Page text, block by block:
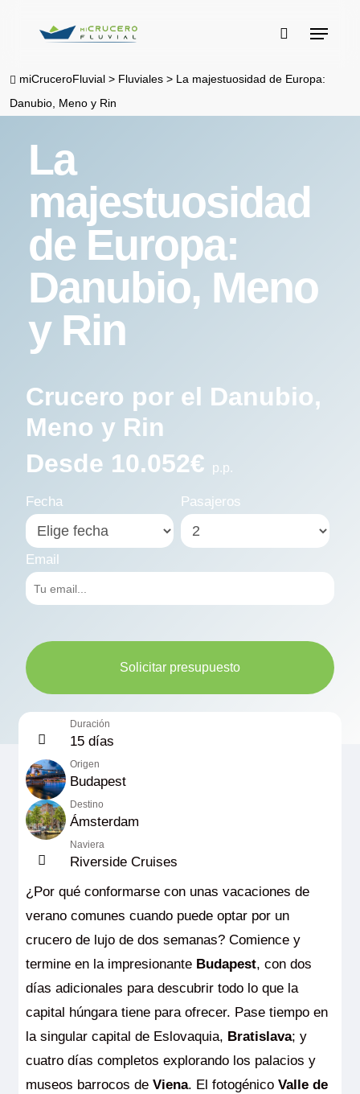
content
buscar
Menu
miCruceroFluvial > Fluviales > La majestuosidad de Europa:
Danubio, Meno y Rin
La
majestuosidad
de Europa:
Danubio, Meno
y Rin
Crucero por el Danubio,
Meno y Rin
Desde 10.052€
p.p.
Fecha Pasajeros
Email
Solicitar presupuesto
Duración
15 días
Origen
Budapest
Destino
Ámsterdam
Naviera
Riverside Cruises
¿Por qué conformarse con unas vacaciones de
verano comunes cuando puede optar por un
crucero de lujo de dos semanas? Comience y
termine en la impresionante Budapest, con dos
días adicionales para descubrir todo lo que la
capital húngara tiene para ofrecer. Pase tiempo en
la singular capital de Eslovaquia, Bratislava; y
cuatro días completos explorando los palacios y
museos barrocos de Viena. El fotogénico Valle de